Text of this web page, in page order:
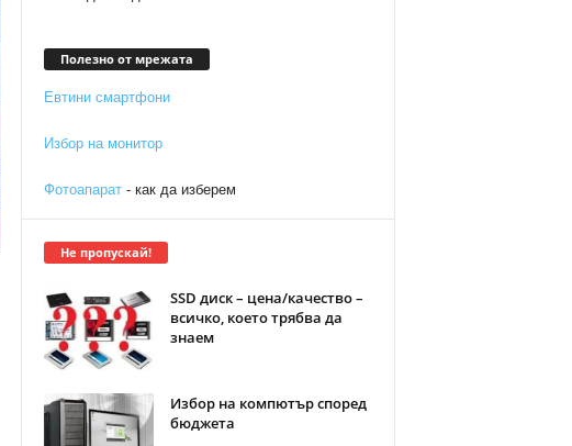
Полезно от мрежата
Евтини смартфони
Избор на монитор
Фотоапарат- как да изберем
Не пропускай!
SSD диск – цена/качество –
всичко, което трябва да
знаем
Избор на компютър според
бюджета